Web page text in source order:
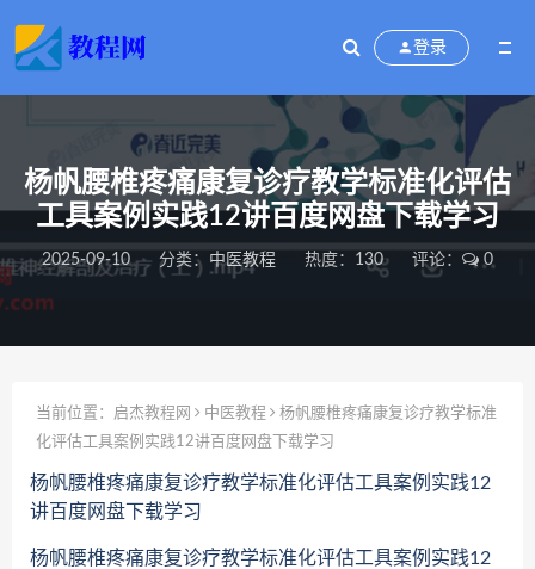
登录
杨帆腰椎疼痛康复诊疗教学标准化评估
工具案例实践12讲百度网盘下载学习
2025-09-10 分类： 中医教程 热度：130 评论： 0
当前位置： 启杰教程网 中医教程
杨帆腰椎疼痛康复诊疗教学标准
化评估工具案例实践12讲百度网盘下载学习
杨帆腰椎疼痛康复诊疗教学标准化评估工具案例实践12
讲百度网盘下载学习
杨帆腰椎疼痛康复诊疗教学标准化评估工具案例实践12